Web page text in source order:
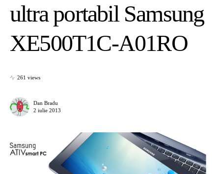
ultra portabil Samsung
XE500T1C-A01RO
261 views
Dan Bradu
2 iulie 2013